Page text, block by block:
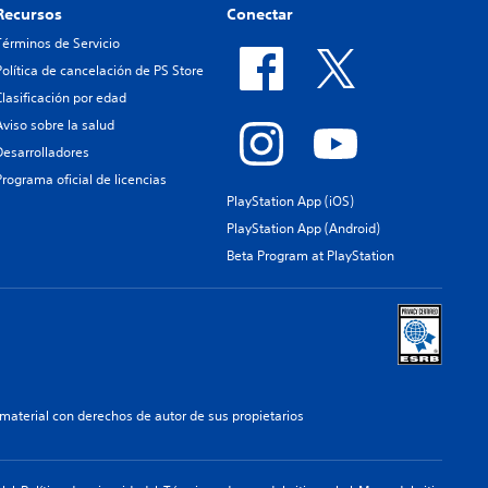
de Servicio
de cancelación de PS Store
por edad
sobre la salud
oficial de licencias
Conectar
PlayStation App (iOS)
PlayStation App (Android)
Beta Program at PlayStation
con derechos de autor de sus propietarios